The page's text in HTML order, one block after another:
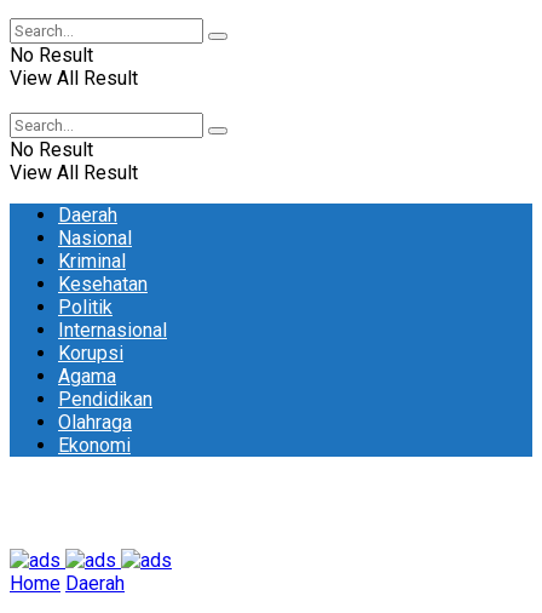
No Result
View All Result
No Result
View All Result
Daerah
Nasional
Kriminal
Kesehatan
Politik
Internasional
Korupsi
Agama
Pendidikan
Olahraga
Ekonomi
Home Daerah